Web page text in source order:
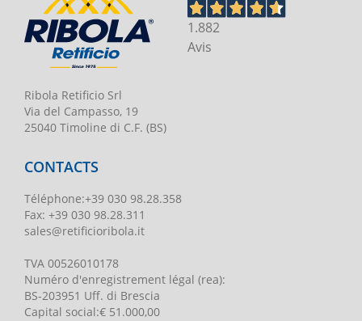
Ribola Retificio Srl
Via del Campasso, 19
25040 Timoline di C.F. (BS)
1.882
Avis
CONTACTS
Téléphone:+39 030 98.28.358
Fax: +39 030 98.28.311
sales@retificioribola.it
TVA 00526010178
Numéro d'enregistrement légal (rea):
BS-203951 Uff. di Brescia
Capital social:€ 51.000,00